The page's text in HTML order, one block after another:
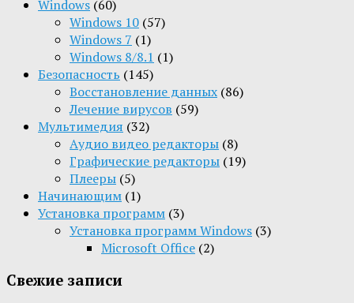
Windows (60)
Windows 10 (57)
Windows 7 (1)
Windows 8/8.1 (1)
Безопасность (145)
Восстановление данных (86)
Лечение вирусов (59)
Мультимедия (32)
Aудио видео редакторы (8)
Графические редакторы (19)
Плееры (5)
Начинающим (1)
Установка программ (3)
Установка программ Windows (3)
Microsoft Office (2)
Свежие записи